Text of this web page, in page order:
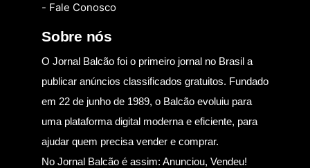
- Fale Conosco
Sobre nós
O Jornal Balcão foi o primeiro jornal no Brasil a
publicar anúncios classificados gratuitos. Fundado
em 22 de junho de 1989, o Balcão evoluiu para
uma plataforma digital moderna e eficiente, para
ajudar quem precisa vender e comprar.
No Jornal Balcão é assim: Anunciou, Vendeu!